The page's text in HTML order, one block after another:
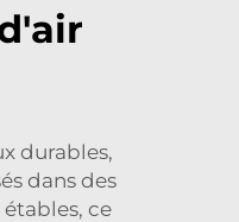
durables,
dans des
ce